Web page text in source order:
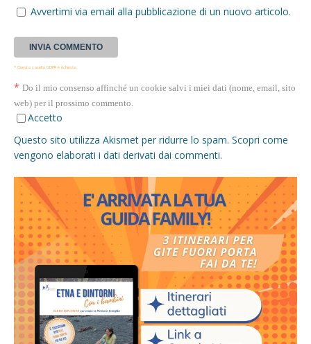
Avvertimi via email alla pubblicazione di un nuovo articolo.
* Questa casella GDPR è richiesta
* Do il mio consenso affinché un cookie salvi i miei dati (nome, email, sito
web) per il prossimo commento.
Accetto
Questo sito utilizza Akismet per ridurre lo spam. Scopri come
vengono elaborati i dati derivati dai commenti.